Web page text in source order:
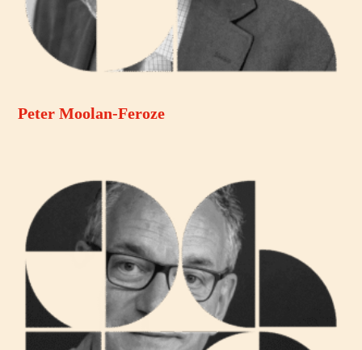
Peter Moolan-Feroze